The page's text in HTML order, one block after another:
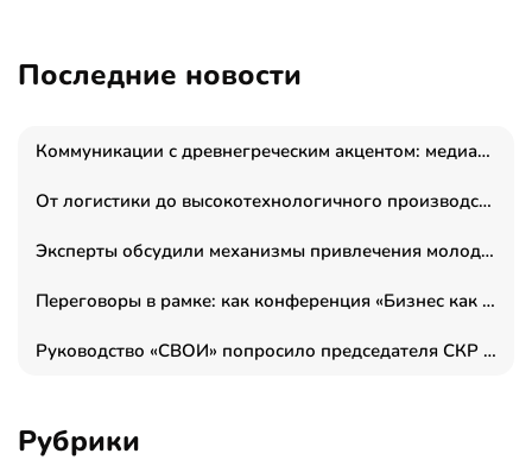
Последние новости
Коммуникации с древнегреческим акцентом: медиаменеджер и журналист Владимир Дергачев запустил коммуникационное агентство «Сократ 2.0»
От логистики до высокотехнологичного производства: как основатель “гагаринга” выстраивает экосистему безопасности и гражданских БПЛА
Эксперты обсудили механизмы привлечения молодых специалистов в промышленные города
Переговоры в рамке: как конференция «Бизнес как искусство» переформатирует деловой этикет в стенах ТПП РФ
Руководство «СВОИ» попросило председателя СКР дать правовую оценку обысков в тыловом штабе
Рубрики